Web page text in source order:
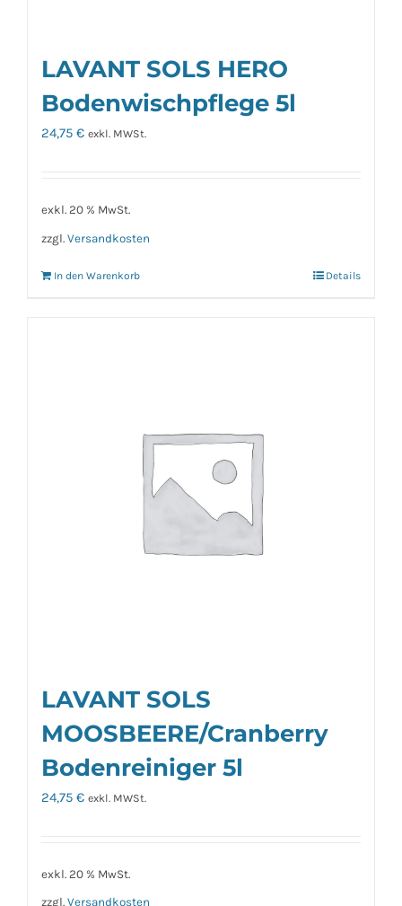
LAVANT SOLS HERO
Bodenwischpflege 5l
24,75 € exkl. MWSt.
exkl. 20 % MwSt.
zzgl. Versandkosten
In den Warenkorb Details
LAVANT SOLS
MOOSBEERE/Cranberry
Bodenreiniger 5l
24,75 € exkl. MWSt.
exkl. 20 % MwSt.
zzgl. Versandkosten